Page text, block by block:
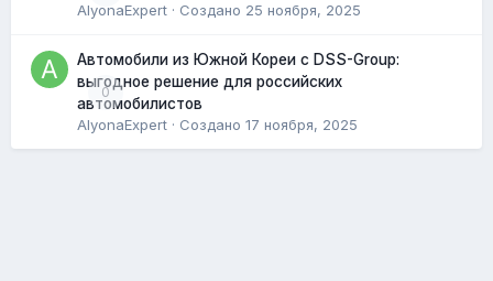
AlyonaExpert · Создано 25 ноября, 2025
0
Автомобили из Южной Кореи с DSS-Group:
выгодное решение для российских
автомобилистов
AlyonaExpert · Создано 17 ноября, 2025